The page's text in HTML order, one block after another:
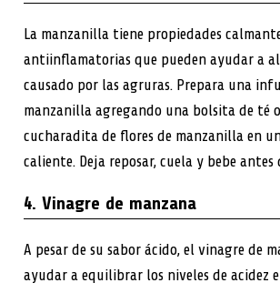
La manzanilla tiene propiedades
antiinflamatorias que pueden ayudar a
causado por las agruras. Prepara una
manzanilla agregando una bolsita de té
cucharadita de flores de manzanilla en
caliente. Deja reposar, cuela y bebe antes
4. Vinagre de manzana
A pesar de su sabor ácido, el vinagre de
ayudar a equilibrar los niveles de acidez